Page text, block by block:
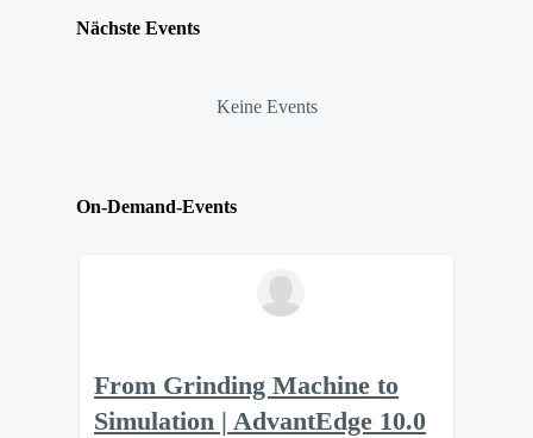
Nächste Events
Keine Events
On-Demand-Events
From Grinding Machine to
Simulation | AdvantEdge 10.0